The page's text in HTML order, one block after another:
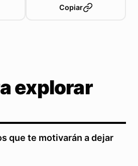
Copiar
explorar
que te motivarán a dejar